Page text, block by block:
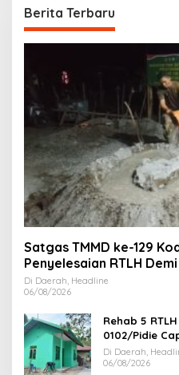
Berita Terbaru
Satgas TMMD ke-129
Penyelesaian RTLH
Di Daerah, Headline
06/08/2026
Rehab 5
0102/Pidie
Di Daerah,
06/08/2026